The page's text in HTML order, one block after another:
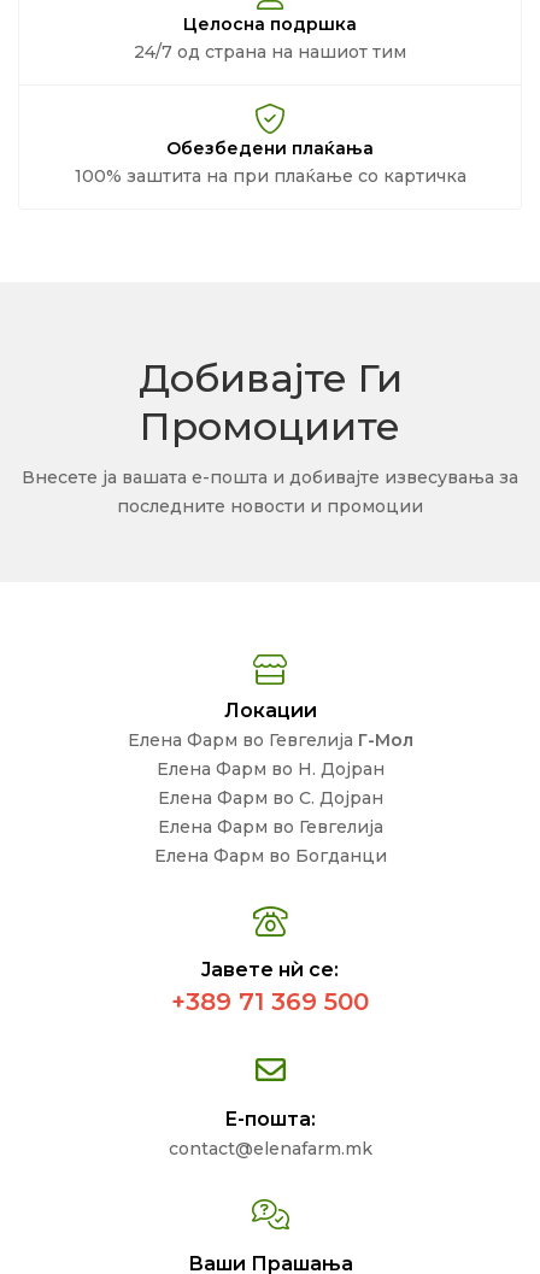
Целосна подршка
24/7 од страна на нашиот тим
Обезбедени плаќања
100% заштита на при плаќање со картичка
Добивајте Ги
Промоциите
Внесете ја вашата е-пошта и добивајте извесувања за
последните новости и промоции
Локации
Елена Фарм во Гевгелија Г-Мол
Елена Фарм во Н. Дојран
Елена Фарм во С. Дојран
Елена Фарм во Гевгелија
Елена Фарм во Богданци
Јавете нѝ се:
+389 71 369 500
Е-пошта:
contact@elenafarm.mk
Ваши Прашања